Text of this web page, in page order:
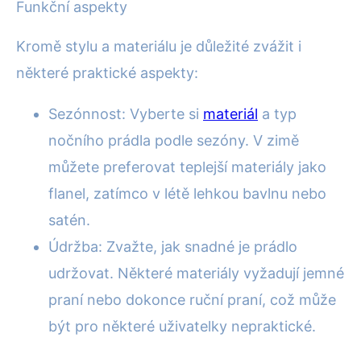
Funkční aspekty
Kromě stylu a materiálu je důležité zvážit i
některé praktické aspekty:
Sezónnost: Vyberte si materiál a typ
nočního prádla podle sezóny. V zimě
můžete preferovat teplejší materiály jako
flanel, zatímco v létě lehkou bavlnu nebo
satén.
Údržba: Zvažte, jak snadné je prádlo
udržovat. Některé materiály vyžadují jemné
praní nebo dokonce ruční praní, což může
být pro některé uživatelky nepraktické.